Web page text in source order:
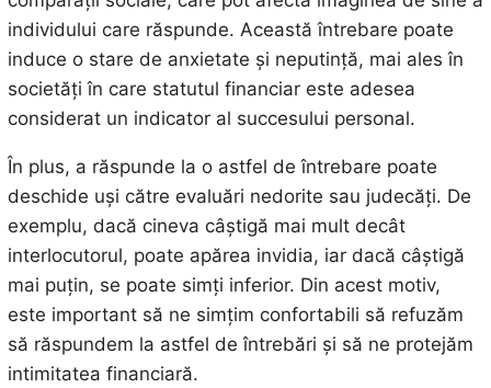
individului care răspunde. Această întrebare poate
induce o stare de anxietate și neputință, mai ales în
societăți în care statutul financiar este adesea
considerat un indicator al succesului personal.
În plus, a răspunde la o astfel de întrebare poate
deschide uși către evaluări nedorite sau judecăți. De
exemplu, dacă cineva câștigă mai mult decât
interlocutorul, poate apărea invidia, iar dacă câștigă
mai puțin, se poate simți inferior. Din acest motiv,
este important să ne simțim confortabili să refuzăm
să răspundem la astfel de întrebări și să ne protejăm
intimitatea financiară.